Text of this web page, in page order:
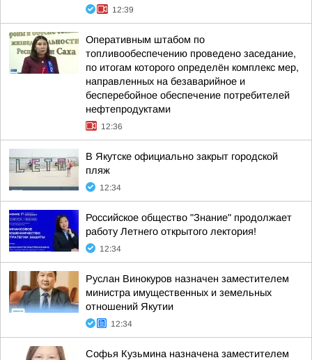
12:39
Оперативным штабом по
топливообеспечению проведено заседание,
по итогам которого определён комплекс мер,
направленных на безаварийное и
бесперебойное обеспечение потребителей
нефтепродуктами
12:36
В Якутске официально закрыт городской
пляж
12:34
Российское общество "Знание" продолжает
работу Летнего открытого лектория!
12:34
Руслан Винокуров назначен заместителем
министра имущественных и земельных
отношений Якутии
12:34
Софья Кузьмина назначена заместителем